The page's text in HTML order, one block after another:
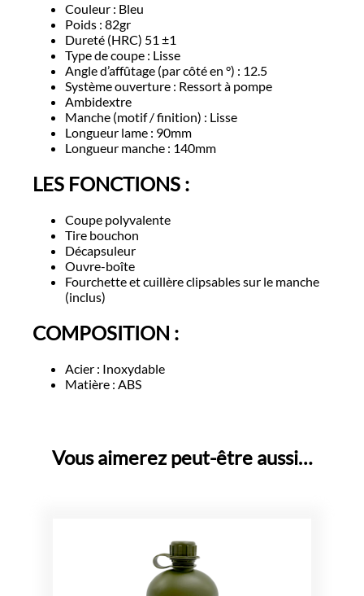
Couleur : Bleu
Poids : 82gr
Dureté (HRC) 51 ±1
Type de coupe : Lisse
Angle d’affûtage (par côté en °) : 12.5
Système ouverture : Ressort à pompe
Ambidextre
Manche (motif / finition) : Lisse
Longueur lame : 90mm
Longueur manche : 140mm
LES FONCTIONS :
Coupe polyvalente
Tire bouchon
Décapsuleur
Ouvre-boîte
Fourchette et cuillère clipsables sur le manche
(inclus)
COMPOSITION :
Acier : Inoxydable
Matière : ABS
Vous aimerez peut-être aussi…